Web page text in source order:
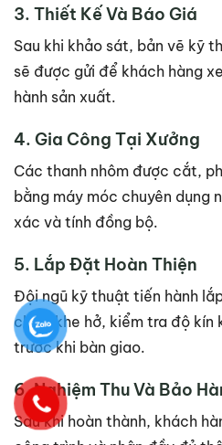
3. Thiết Kế Và Báo Giá
Sau khi khảo sát, bản vẽ kỹ
sẽ được gửi để khách hàng
hành sản xuất.
4. Gia Công Tại Xưởng
Các thanh nhôm được cắt,
bằng máy móc chuyên dụng
xác và tính đồng bộ.
5. Lắp Đặt Hoàn Thiện
Đội ngũ kỹ thuật tiến hành
chỉnh khe hở, kiểm tra độ kín
trước khi bàn giao.
6. Nghiệm Thu Và Bảo
Sau khi hoàn thành, khách